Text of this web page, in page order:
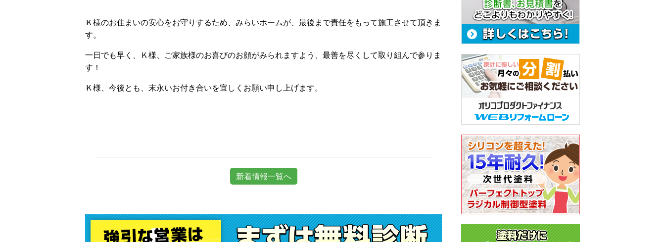
Ｋ様のお住まいの安心をお守りするため、みらいホームが、最後まで責任をもって施工させて頂きま
す。
一日でも早く、Ｋ様、ご家族様のお喜びのお顔がみられますよう、最善を尽くして取り組んで参りま
す！
Ｋ様、今後とも、末永いお付き合いを宜しくお願い申し上げます。
新着情報一覧へ